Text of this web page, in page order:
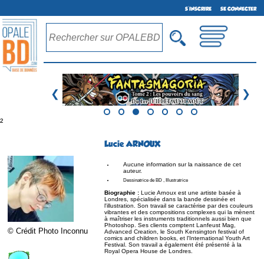
S'INSCRIRE SE CONNECTER
❮ ❯
²
Lucie ARNOUX
© Crédit Photo Inconnu
Aucune information sur la naissance de cet
auteur.
Dessinatrice de BD , Illustratrice
Biographie : Lucie Arnoux est une artiste basée à
Londres, spécialisée dans la bande dessinée et
l'illustration. Son travail se caractérise par des couleurs
vibrantes et des compositions complexes qui la mènent
à maîtriser les instruments traditionnels aussi bien que
Photoshop. Ses clients comptent Lanfeust Mag,
Advanced Creation, le South Kensington festival of
comics and children books, et l'International Youth Art
Festival. Son travail a également été présenté à la
Royal Opera House de Londres.